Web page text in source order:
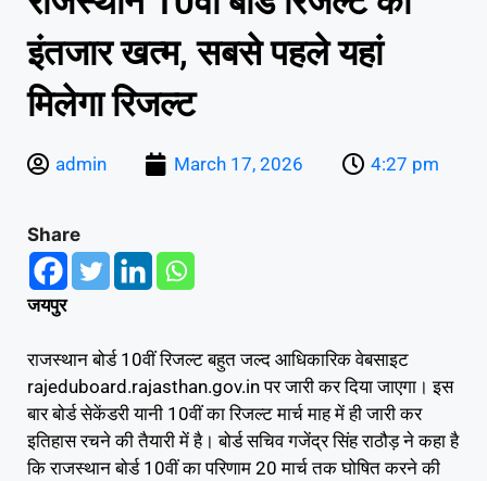
इंतजार खत्म, सबसे पहले यहां
मिलेगा रिजल्ट
admin March 17, 2026 4:27 pm
Share
जयपुर
राजस्थान बोर्ड 10वीं रिजल्ट बहुत जल्द आधिकारिक वेबसाइट
rajeduboard.rajasthan.gov.in पर जारी कर दिया जाएगा। इस
बार बोर्ड सेकेंडरी यानी 10वीं का रिजल्ट मार्च माह में ही जारी कर
इतिहास रचने की तैयारी में है। बोर्ड सचिव गजेंद्र सिंह राठौड़ ने कहा है
कि राजस्थान बोर्ड 10वीं का परिणाम 20 मार्च तक घोषित करने की